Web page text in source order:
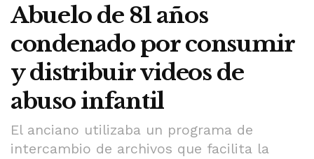
Abuelo de 81 años
condenado por consumir
y distribuir videos de
abuso infantil
El anciano utilizaba un programa de
intercambio de archivos que facilita la